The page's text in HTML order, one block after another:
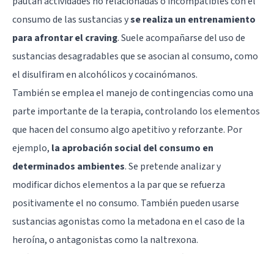
consumo de las sustancias yse realiza un entrenamiento
para afrontar el craving. Suele acompañarse del uso de
sustancias desagradables que se asocian al consumo, como
el disulfiram en alcohólicos y cocainómanos.
También se emplea el manejo de contingencias como una
parte importante de la terapia, controlando los elementos
que hacen del consumo algo apetitivo y reforzante. Por
ejemplo, la aprobación social del consumo en
determinados ambientes. Se pretende analizar y
modificar dichos elementos a la par que se refuerza
positivamente el no consumo. También pueden usarse
sustancias agonistas como la metadona en el caso de la
heroína, o antagonistas como la naltrexona.